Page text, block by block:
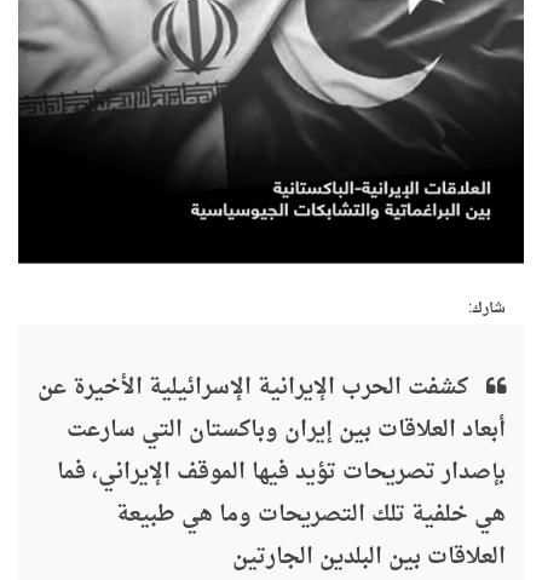
شارك:
كشفت الحرب الإيرانية الإسرائيلية الأخيرة عن
أبعاد العلاقات بين إيران وباكستان التي سارعت
بإصدار تصريحات تؤيد فيها الموقف الإيراني، فما
هي خلفية تلك التصريحات وما هي طبيعة
العلاقات بين البلدين الجارتين